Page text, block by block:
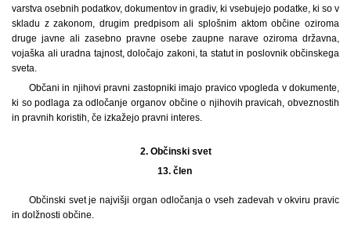
varstva osebnih podatkov, dokumentov in gradiv, ki vsebujejo podatke, ki so v
skladu z zakonom, drugim predpisom ali splošnim aktom občine oziroma
druge javne ali zasebno pravne osebe zaupne narave oziroma državna,
vojaška ali uradna tajnost, določajo zakoni, ta statut in poslovnik občinskega
sveta.
Občani in njihovi pravni zastopniki imajo pravico vpogleda v dokumente,
ki so podlaga za odločanje organov občine o njihovih pravicah, obveznostih
in pravnih koristih, če izkažejo pravni interes.
2. Občinski svet
13. člen
Občinski svet je najvišji organ odločanja o vseh zadevah v okviru pravic
in dolžnosti občine.